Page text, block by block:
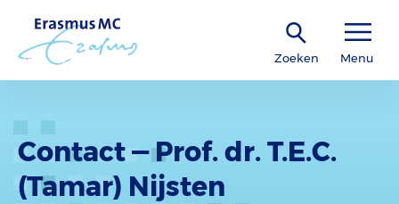
Zoeken Menu
Contact — Prof. dr. T.E.C.
(Tamar) Nijsten